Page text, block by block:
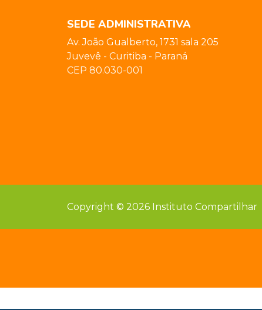
SEDE ADMINISTRATIVA
Av. João Gualberto, 1731 sala 205
Juvevê - Curitiba - Paraná
CEP 80.030-001
Copyright © 2026 Instituto Compartilhar